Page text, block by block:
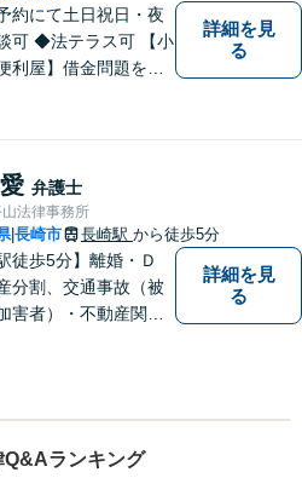
約にて土日祝日・夜
可 【小
利屋】借金問題を中
詳細を見
る
弁護士
法律事務所
|長崎市 長崎駅 から徒歩5分
徒歩5分】離婚・Ｄ
分割、交通事故（被
害者）・不動産関連
詳細を見
る
Q&Aランキング